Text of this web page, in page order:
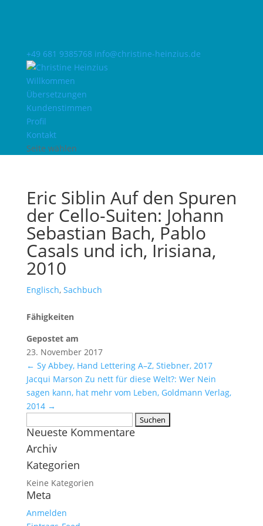
+49 681 9385768 info@christine-heinzius.de
Willkommen
Übersetzungen
Kundenstimmen
Profil
Kontakt
Seite wählen
Eric Siblin Auf den Spuren
der Cello-Suiten: Johann
Sebastian Bach, Pablo
Casals und ich, Irisiana,
2010
Englisch, Sachbuch
Fähigkeiten
Gepostet am
23. November 2017
← Sy Abbey, Hand Lettering A–Z, Stiebner, 2017
Jacqui Marson Zu nett für diese Welt?: Wer Nein
sagen kann, hat mehr vom Leben, Goldmann Verlag,
2014 →
nach:
Neueste Kommentare
Archiv
Kategorien
Keine Kategorien
Meta
Anmelden